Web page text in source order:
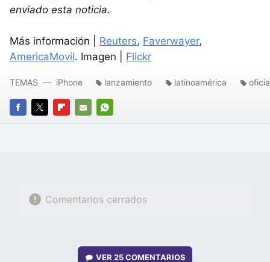
enviado esta noticia.
Más información | Reuters, Faverwayer,
AmericaMovil. Imagen | Flickr
FACEBOOK
TWITTERFLIPBOARD
E-
WHATSAPP
TEMAS iPhone lanzamiento latinoamérica
Comentarios cerrados
VER25 COMENTARIOS